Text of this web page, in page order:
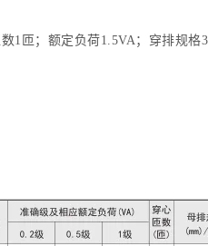
；额定负荷1.5VA；穿排规格